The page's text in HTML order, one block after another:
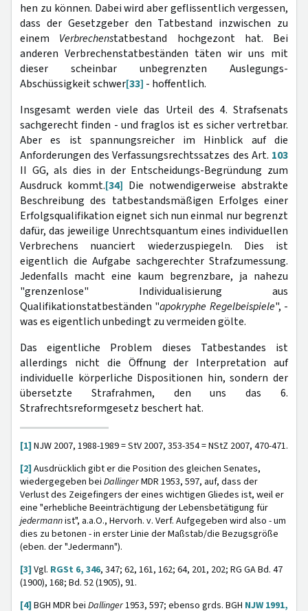
hen zu können. Dabei wird aber geflissentlich vergessen,
dass der Gesetzgeber den Tatbestand inzwischen zu
einem Verbrechenstatbestand hochgezont hat. Bei
anderen Verbrechenstatbeständen täten wir uns mit
dieser scheinbar unbegrenzten Auslegungs-
Abschüssigkeit schwer[33] - hoffentlich.
Insgesamt werden viele das Urteil des 4. Strafsenats
sachgerecht finden - und fraglos ist es sicher vertretbar.
Aber es ist spannungsreicher im Hinblick auf die
Anforderungen des Verfassungsrechtssatzes des Art. 103
II GG, als dies in der Entscheidungs-Begründung zum
Ausdruck kommt.[34] Die notwendigerweise abstrakte
Beschreibung des tatbestandsmäßigen Erfolges einer
Erfolgsqualifikation eignet sich nun einmal nur begrenzt
dafür, das jeweilige Unrechtsquantum eines individuellen
Verbrechens nuanciert wiederzuspiegeln. Dies ist
eigentlich die Aufgabe sachgerechter Strafzumessung.
Jedenfalls macht eine kaum begrenzbare, ja nahezu
"grenzenlose" Individualisierung aus
Qualifikationstatbeständen "apokryphe Regelbeispiele", -
was es eigentlich unbedingt zu vermeiden gölte.
Das eigentliche Problem dieses Tatbestandes ist
allerdings nicht die Öffnung der Interpretation auf
individuelle körperliche Dispositionen hin, sondern der
übersetzte Strafrahmen, den uns das 6.
Strafrechtsreformgesetz beschert hat.
[1] NJW 2007, 1988-1989 = StV 2007, 353-354 = NStZ 2007, 470-471.
[2] Ausdrücklich gibt er die Position des gleichen Senates,
wiedergegeben bei DallingerMDR 1953, 597, auf, dass der
Verlust des Zeigefingers der eines wichtigen Gliedes ist, weil er
eine "erhebliche Beeinträchtigung der Lebensbetätigung für
jedermannist", a.a.O., Hervorh. v. Verf. Aufgegeben wird also - um
dies zu betonen - in erster Linie der Maßstab/die Bezugsgröße
(eben. der "Jedermann").
[3] Vgl. RGSt 6, 346, 347; 62, 161, 162; 64, 201, 202; RG GA Bd. 47
(1900), 168; Bd. 52 (1905), 91.
[4] BGH MDR bei Dallinger1953, 597; ebenso grds. BGH NJW 1991,